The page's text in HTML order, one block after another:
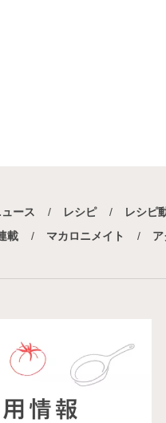
ュース レシピ
レシピ
載 マカロニメイト